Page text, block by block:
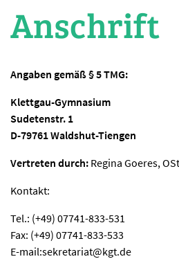
Anschrift
Angaben gemäß § 5 TMG:
Klettgau-Gymnasium
Sudetenstr. 1
D-79761 Waldshut-Tiengen
Vertreten durch: Regina Goeres,
Kontakt:
Tel.: (+49) 07741-833-531
Fax: (+49) 07741-833-533
E-mail:sekretariat@kgt.de